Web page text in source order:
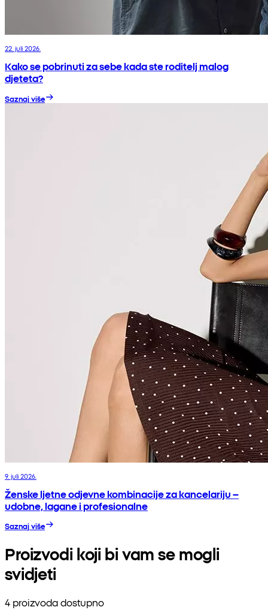
22. juli 2026.
Kako se pobrinuti za sebe kada ste roditelj malog
djeteta?
Saznaj više
9. juli 2026.
Ženske ljetne odjevne kombinacije za kancelariju –
udobne, lagane i profesionalne
Saznaj više
Proizvodi koji bi vam se mogli
svidjeti
4 proizvoda dostupno